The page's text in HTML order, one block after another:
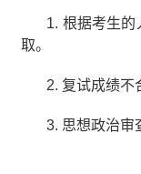
1. 根据考生的
取。
2. 复试成绩不
3. 思想政治审